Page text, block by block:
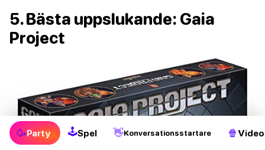
5. Bästa uppslukande: Gaia
Project
🥳Party 🕹Spel 👋Konversationsstartare 🍿